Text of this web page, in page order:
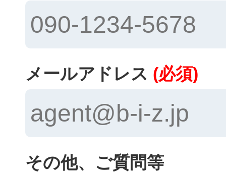
メールアドレス (必須)
その他、ご質問等